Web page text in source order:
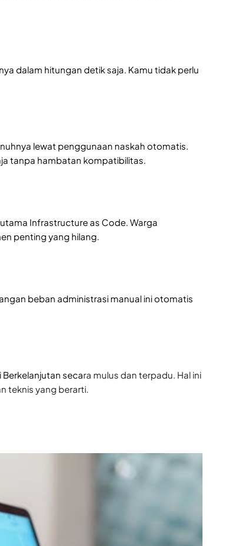
dalam hitungan detik saja. Kamu tidak perlu
lewat penggunaan naskah otomatis.
tanpa hambatan kompatibilitas.
Infrastructure as Code. Warga
penting yang hilang.
beban administrasi manual ini otomatis
secara mulus dan terpadu. Hal ini
teknis yang berarti.